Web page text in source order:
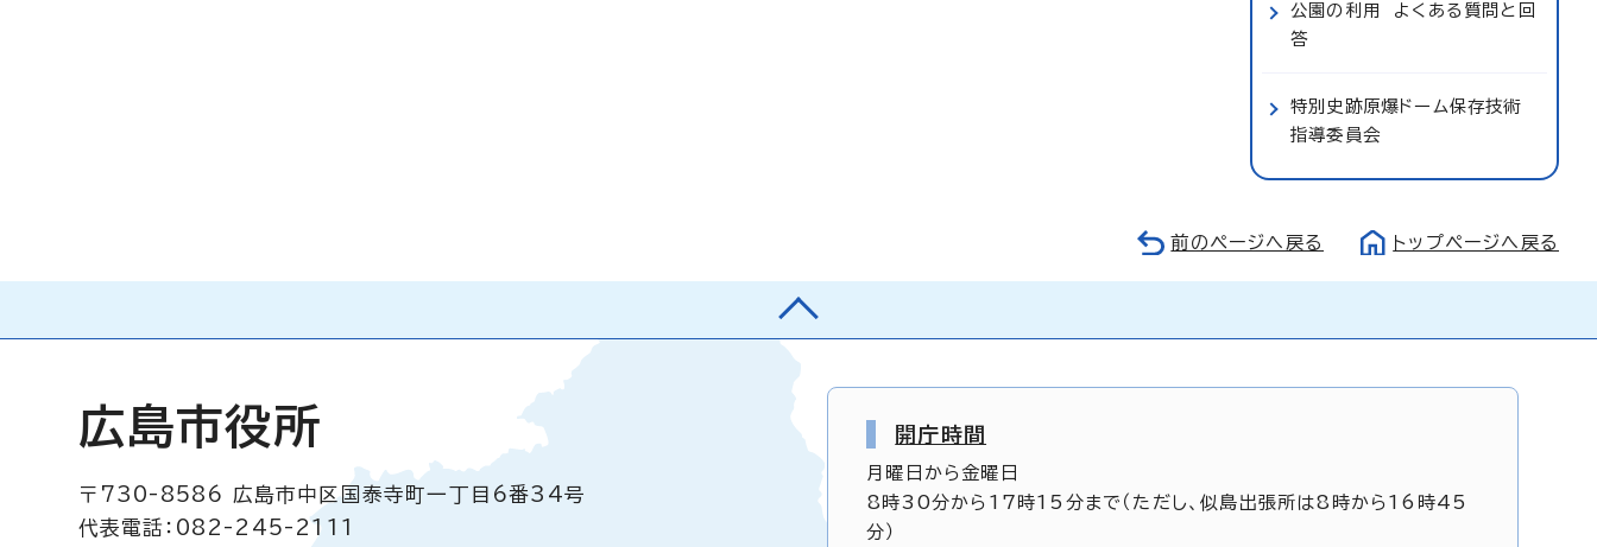
公園の利用 よくある質問と回
答
特別史跡原爆ドーム保存技術
指導委員会
前のページへ戻る トップページへ戻る
広島市役所
〒730-8586
広島市中区国泰寺町一丁目6番34号
代表電話：082-245-2111
開庁時間
月曜日から金曜日
8時30分から17時15分まで（ただし、似島出張所は8時から16時45
分）